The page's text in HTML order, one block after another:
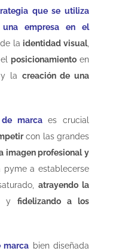
que se utiliza
empresa en el
la identidad visual,
posicionamientoen
y la creación de una
marcaes crucial
con las grandes
imagen profesional y
pyme a establecerse
atrayendo la
y fidelizando a los
marca bien diseñada